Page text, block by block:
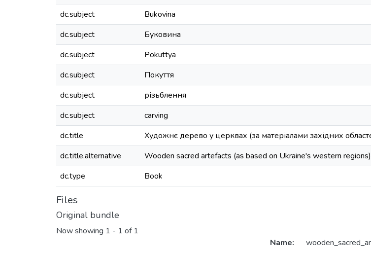
dc.subject
Bukovina
dc.subject
Буковина
dc.subject
Pokuttya
dc.subject
Покуття
dc.subject
різьблення
dc.subject
carving
dc.title
Художнє дерево у церквах (за матеріалами західних
dc.title.alternative
Wooden sacred artefacts (as based on Ukraine's western regions)
dc.type
Book
Files
Original bundle
Now showing 1 - 1 of 1
Name: